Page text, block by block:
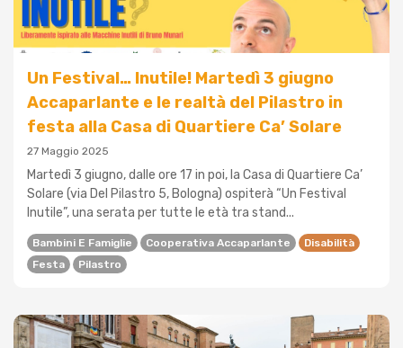
Un Festival… Inutile! Martedì 3 giugno
Accaparlante e le realtà del Pilastro in
festa alla Casa di Quartiere Ca’ Solare
27 Maggio 2025
Martedì 3 giugno, dalle ore 17 in poi, la Casa di Quartiere Ca’
Solare (via Del Pilastro 5, Bologna) ospiterà “Un Festival
Inutile”, una serata per tutte le età tra stand...
Bambini E Famiglie Cooperativa Accaparlante
Disabilità
Festa
Pilastro